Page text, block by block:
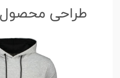
طراحی محصول